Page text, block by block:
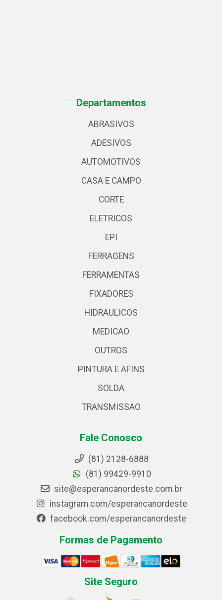
Departamentos
ABRASIVOS
ADESIVOS
AUTOMOTIVOS
CASA E CAMPO
CORTE
ELETRICOS
EPI
FERRAGENS
FERRAMENTAS
FIXADORES
HIDRAULICOS
MEDICAO
OUTROS
PINTURA E AFINS
SOLDA
TRANSMISSAO
Fale Conosco
(81) 2128-6888
(81) 99429-9910
site@esperancanordeste.com.br
instagram.com/esperancanordeste
facebook.com/esperancanordeste
Formas de Pagamento
Site Seguro